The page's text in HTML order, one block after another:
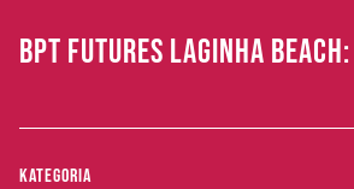
BPT FUTURES LAGINHA
Kategoria